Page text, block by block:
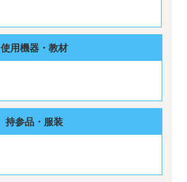
使用機器・教材
持参品・服装